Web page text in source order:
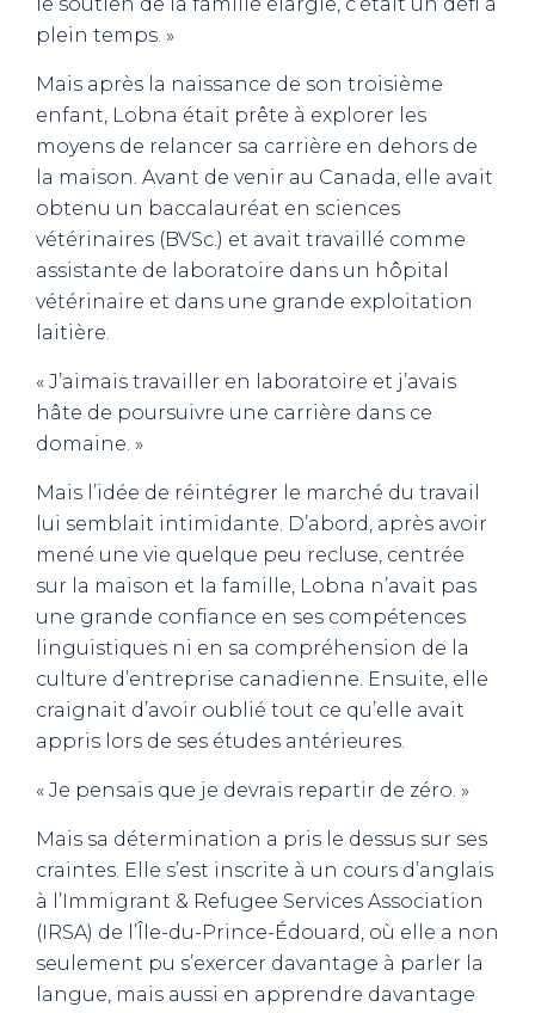
plein temps. »
Mais après la naissance de son troisième
enfant, Lobna était prête à explorer les
moyens de relancer sa carrière en dehors de
la maison. Avant de venir au Canada, elle avait
obtenu un baccalauréat en sciences
vétérinaires (BVSc.) et avait travaillé comme
assistante de laboratoire dans un hôpital
vétérinaire et dans une grande exploitation
laitière.
« J’aimais travailler en laboratoire et j’avais
hâte de poursuivre une carrière dans ce
domaine. »
Mais l’idée de réintégrer le marché du travail
lui semblait intimidante. D’abord, après avoir
mené une vie quelque peu recluse, centrée
sur la maison et la famille, Lobna n’avait pas
une grande confiance en ses compétences
linguistiques ni en sa compréhension de la
culture d’entreprise canadienne. Ensuite, elle
craignait d’avoir oublié tout ce qu’elle avait
appris lors de ses études antérieures.
« Je pensais que je devrais repartir de zéro. »
Mais sa détermination a pris le dessus sur ses
craintes. Elle s’est inscrite à un cours d’anglais
à l’Immigrant & Refugee Services Association
(IRSA) de l’Île-du-Prince-Édouard, où elle a non
seulement pu s’exercer davantage à parler la
langue, mais aussi en apprendre davantage